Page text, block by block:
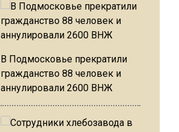
В Подмосковье прекратили
гражданство 88 человек и
аннулировали 2600 ВНЖ